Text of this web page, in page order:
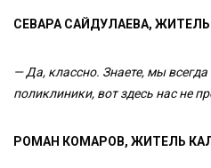
СЕВАРА САЙДУЛАЕВА,
— Да, классно. Знаете, мы
поликлиники, вот здесь нас не
РОМАН КОМАРОВ, ЖИТЕЛЬ